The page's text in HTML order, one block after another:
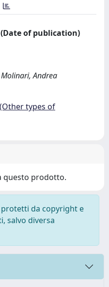
of publication)
Molinari, Andrea
types of
questo prodotto.
da copyright e
salvo diversa